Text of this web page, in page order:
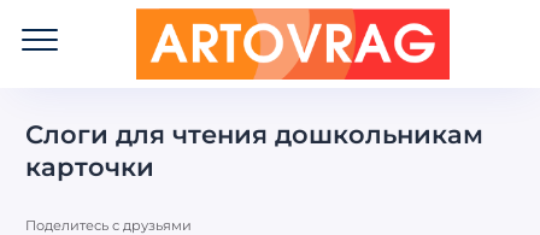
Слоги для чтения дошкольникам
карточки
Поделитесь с друзьями